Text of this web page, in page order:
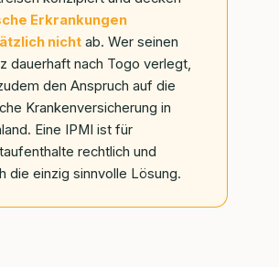
Erkrankungen
nicht ab. Wer seinen
dauerhaft nach Togo verlegt,
den Anspruch auf die
Krankenversicherung in
Eine IPMI ist für
rechtlich und
die einzig sinnvolle Lösung.